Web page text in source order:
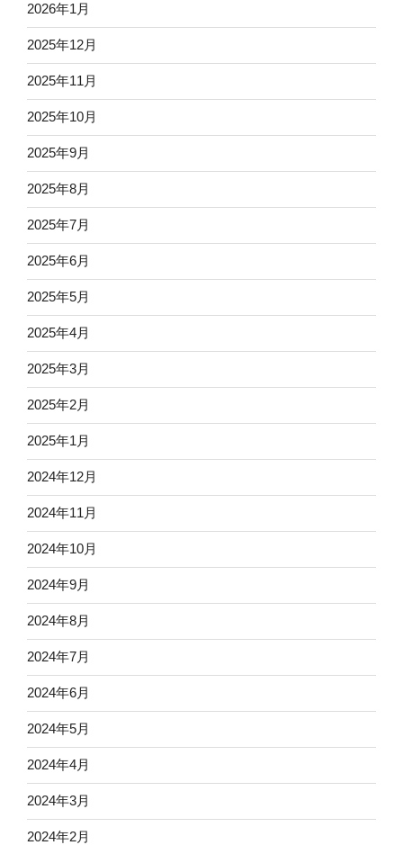
2026年1月
2025年12月
2025年11月
2025年10月
2025年9月
2025年8月
2025年7月
2025年6月
2025年5月
2025年4月
2025年3月
2025年2月
2025年1月
2024年12月
2024年11月
2024年10月
2024年9月
2024年8月
2024年7月
2024年6月
2024年5月
2024年4月
2024年3月
2024年2月